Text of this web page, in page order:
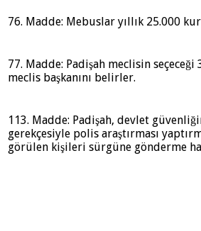
76. Madde: Mebuslar yıllık 25.000
77. Madde: Padişah meclisin seçeceği
meclis başkanını belirler.
113. Madde: Padişah, devlet
gerekçesiyle polis araştırması
görülen kişileri sürgüne gönderme